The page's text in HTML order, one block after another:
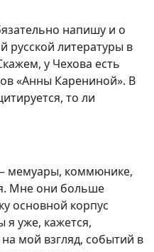
напишу и о
русской литературы в
у Чехова есть
«Анны Карениной». В
то ли
коммюнике,
Мне они больше
основной корпус
я уже, кажется,
мой взгляд, событий в